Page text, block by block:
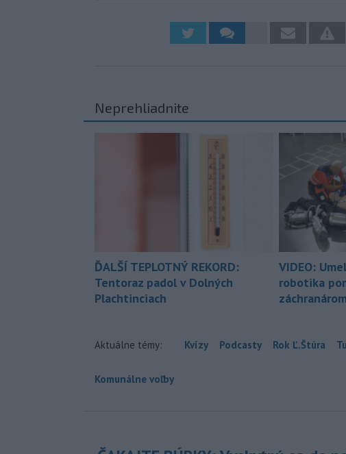
Neprehliadnite
ĎALŠÍ TEPLOTNÝ REKORD:
Tentoraz padol v Dolných
Plachtinciach
VIDEO:
robotika
Aktuálne témy: Kvízy Podcasty Rok Ľ.Štúra
Komunálne voľby